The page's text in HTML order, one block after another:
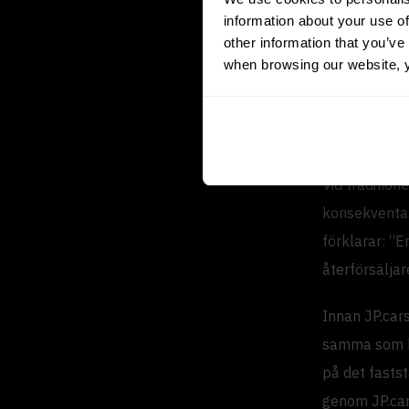
information about your use
other information that
when browsing our website,
Hiltermann
Vid
förklarar:
Innan
samma
på det
genom